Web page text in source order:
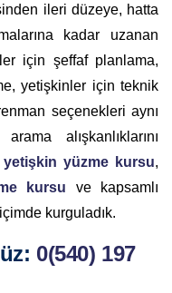
ileri düzeye, hatta
kadar uzanan
için şeffaf planlama,
yetişkinler için teknik
seçenekleri aynı
alışkanlıklarını
yetişkin yüzme kursu,
kursu ve kapsamlı
kurguladık.
0(540) 197